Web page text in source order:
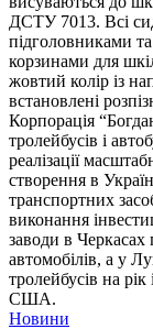
ДСТУ 7013. Всі
підголовниками
корзинами для
жовтий колір із
встановлені
Корпорація
тролейбусів і
реалізації
створення в
транспортних
виконання
заводи в
автомобілів, а у
тролейбусів на
США.
Новини